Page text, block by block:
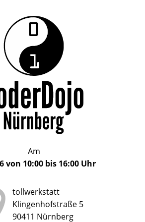
Das
CoderDojo
Nürnberg
ein
Club
für
Kinder
und
Jugendliche
Alter
bis
17
Am
von 10:00bis 16:00Uhr
tollwerkstatt
Klingenhofstraße 5
90411 Nürnberg